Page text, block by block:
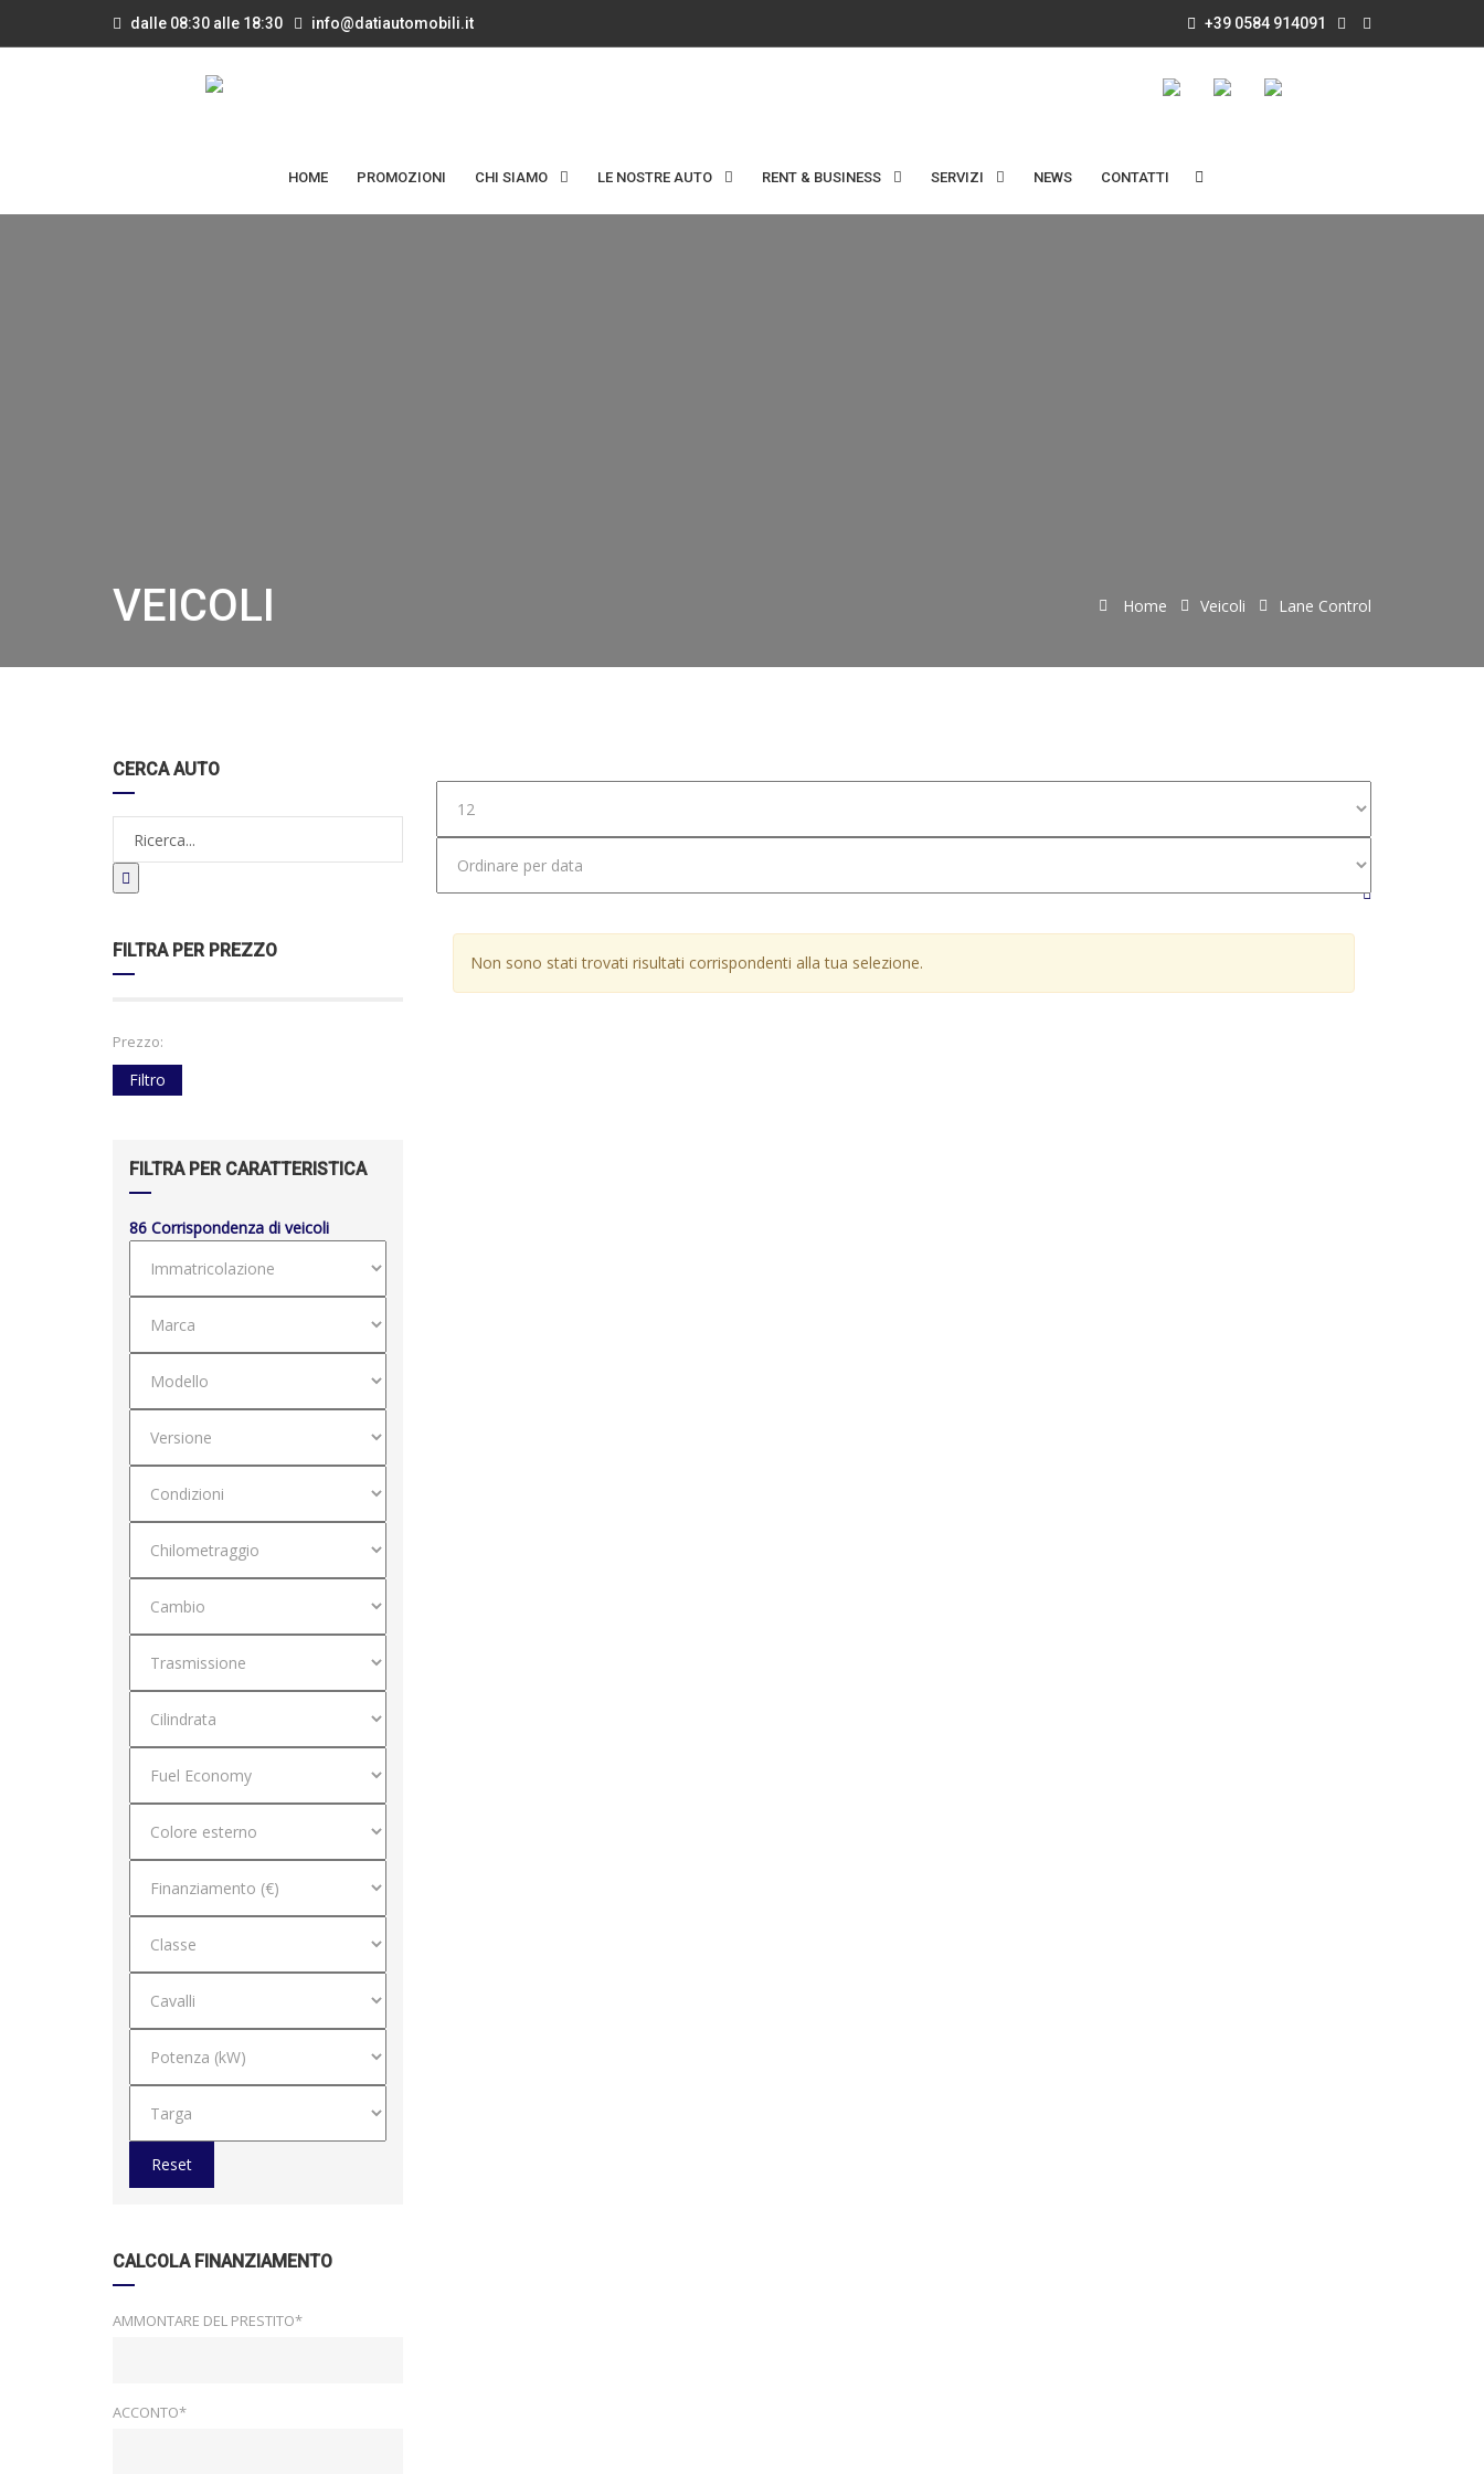
dalle 08:30 alle 18:30 info@datiautomobili.it +39 0584 914091
HOME PROMOZIONI CHI SIAMO LE NOSTRE AUTO RENT & BUSINESS SERVIZI NEWS CONTATTI
VEICOLI Home Veicoli Lane Control
CERCA AUTO
FILTRA PER PREZZO
Prezzo:
Filtro
FILTRA PER CARATTERISTICA
86 Corrispondenza di veicoli
Reset
CALCOLA FINANZIAMENTO
AMMONTARE DEL PRESTITO*
ACCONTO*
Non sono stati trovati risultati corrispondenti alla tua selezione.